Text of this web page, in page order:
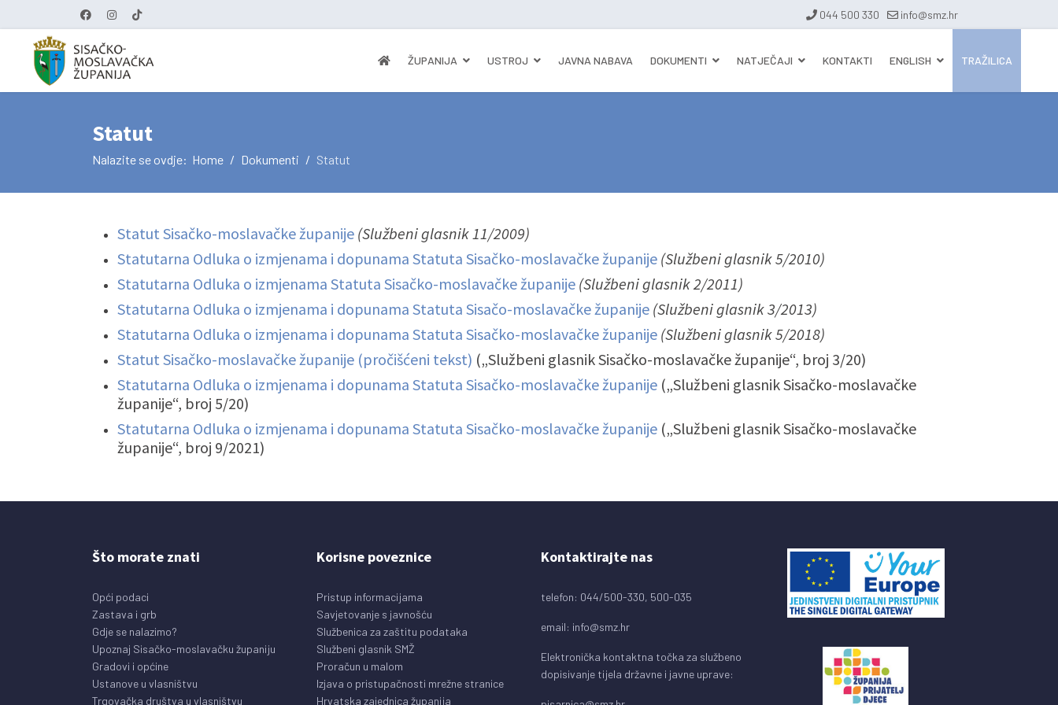
044 500 330 info@smz.hr
ŽUPANIJA USTROJ JAVNA NABAVA DOKUMENTI NATJEČAJI KONTAKTI ENGLISH TRAŽILICA
Statut
Nalazite se ovdje: Home Dokumenti Statut
Statut Sisačko-moslavačke županije (Službeni glasnik 11/2009)
Statutarna Odluka o izmjenama i dopunama Statuta Sisačko-moslavačke županije (Službeni glasnik 5/2010)
Statutarna Odluka o izmjenama Statuta Sisačko-moslavačke županije (Službeni glasnik 2/2011)
Statutarna Odluka o izmjenama i dopunama Statuta Sisačo-moslavačke županije (Službeni glasnik 3/2013)
Statutarna Odluka o izmjenama i dopunama Statuta Sisačko-moslavačke županije (Službeni glasnik 5/2018)
Statut Sisačko-moslavačke županije (pročišćeni tekst) („Službeni glasnik Sisačko-moslavačke županije“, broj 3/20)
Statutarna Odluka o izmjenama i dopunama Statuta Sisačko-moslavačke županije („Službeni glasnik Sisačko-moslavačke
županije“, broj 5/20)
Statutarna Odluka o izmjenama i dopunama Statuta Sisačko-moslavačke županije („Službeni glasnik Sisačko-moslavačke
županije“, broj 9/2021)
Što morate znati
Opći podaci
Zastava i grb
Gdje se nalazimo?
Upoznaj Sisačko-moslavačku županiju
Gradovi i općine
Ustanove u vlasništvu
Trgovačka društva u vlasništvu
Korisne poveznice
Pristup informacijama
Savjetovanje s javnošću
Službenica za zaštitu podataka
Službeni glasnik SMŽ
Proračun u malom
Izjava o pristupačnosti mrežne stranice
Hrvatska zajednica županija
Kontaktirajte nas
telefon: 044/500-330, 500-035
email: info@smz.hr
Elektronička kontaktna točka za službeno
dopisivanje tijela državne i javne uprave: